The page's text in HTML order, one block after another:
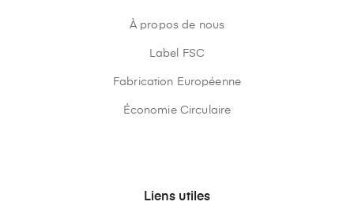
À propos de nous
Label FSC
Fabrication Européenne
Économie Circulaire
Liens utiles